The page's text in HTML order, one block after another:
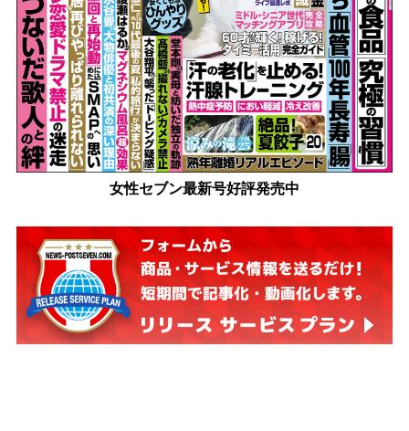
女性セブン最新号好評発売中